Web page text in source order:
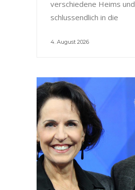
verschiedene Heims und
schlussendlich in die
4. August 2026